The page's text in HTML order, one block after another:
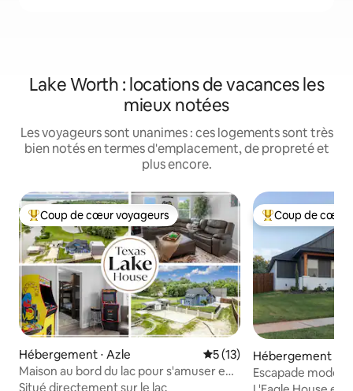
Lake Worth : locations de vacances les
mieux notées
Les voyageurs sont unanimes : ces logements sont très
bien notés en termes d'emplacement, de propreté et
plus encore.
Coups de cœur voyageurs les plus appréciés
Coup de cœur voyageurs
Hébergement ⋅ Azle Évaluation moyenne sur la
5 (13)
Maison au bord du lac pour s'amuser en
famille @ Eagle Mountain Lake !
Situé directement sur le lac
Coups de cœur
Coup de cœur
Hébergement ⋅
Escapade
marche du lac -